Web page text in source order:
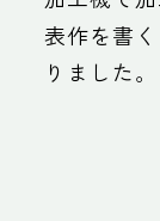
表作を書
りました。